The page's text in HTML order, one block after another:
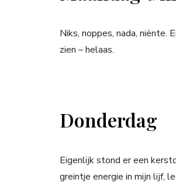
Niks, noppes, nada, niënte.
zien – helaas.
Donderdag
Eigenlijk stond er een
greintje energie in mijn lijf,